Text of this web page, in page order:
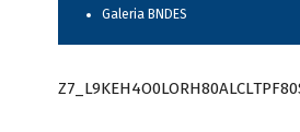
Galeria BNDES